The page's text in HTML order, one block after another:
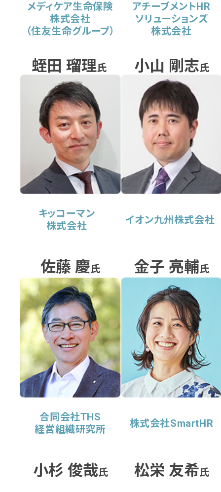
メディケア生命保険
株式会社
（住友生命グループ）​
蛭田 瑠理氏
アチーブメントHR
ソリューションズ
株式会社
小山 剛志氏
キッコーマン
株式会社
佐藤 慶氏
イオン九州株式会社
金子 亮輔氏
合同会社THS
経営組織研究所
小杉 俊哉氏
株式会社SmartHR
松栄 友希氏